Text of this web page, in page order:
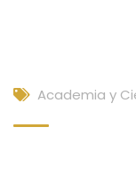
Academia y